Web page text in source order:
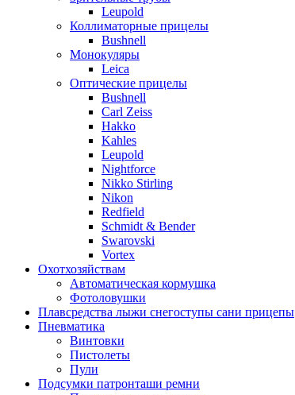
Leupold
Коллиматорные прицелы
Bushnell
Монокуляры
Leica
Оптические прицелы
Bushnell
Carl Zeiss
Hakko
Kahles
Leupold
Nightforce
Nikko Stirling
Nikon
Redfield
Schmidt & Bender
Swarovski
Vortex
Охотхозяйствам
Автоматическая кормушка
Фотоловушки
Плавсредства лыжи снегоступы сани прицепы
Пневматика
Винтовки
Пистолеты
Пули
Подсумки патронташи ремни